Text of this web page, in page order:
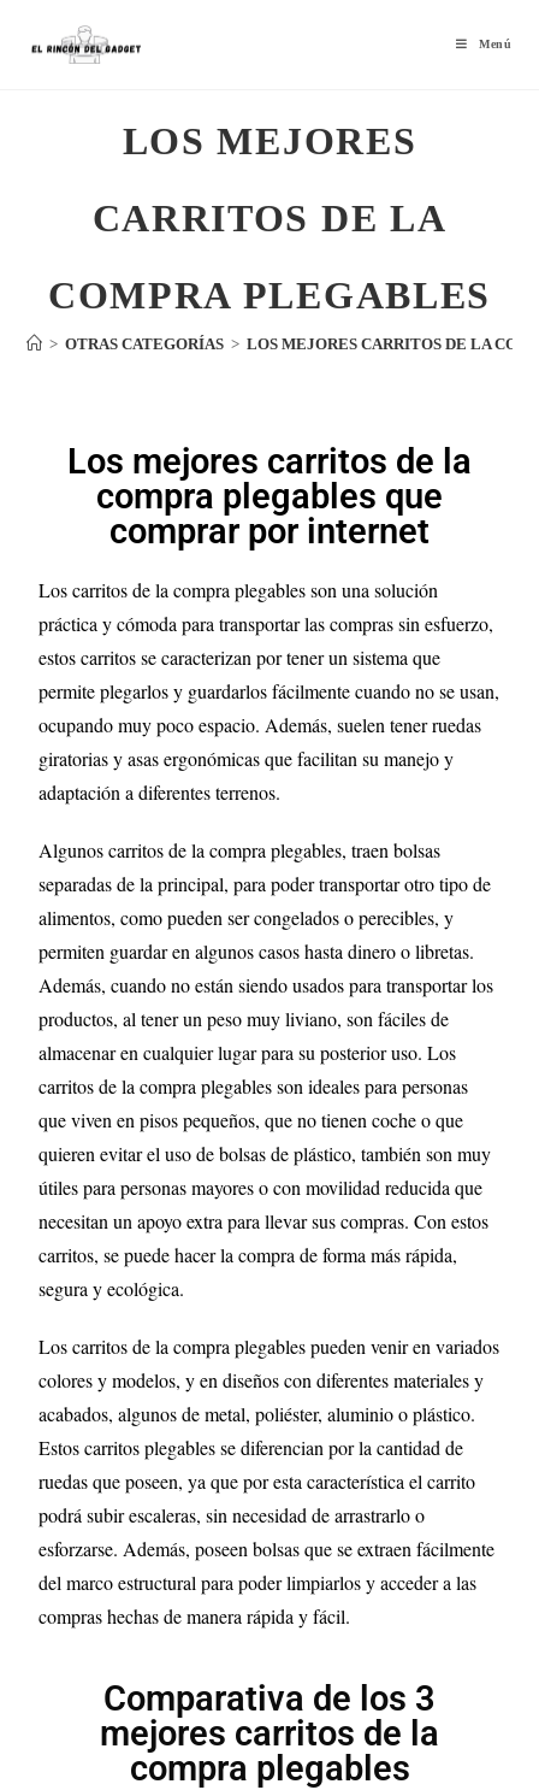
Menú
LOS MEJORES
CARRITOS DE LA
COMPRA PLEGABLES
> OTRAS CATEGORÍAS > LOS MEJORES CARRITOS DE LA
Los mejores carritos de la
compra plegables que
comprar por internet
Los carritos de la compra plegables son una solución
práctica y cómoda para transportar las compras sin esfuerzo,
estos carritos se caracterizan por tener un sistema que
permite plegarlos y guardarlos fácilmente cuando no se usan,
ocupando muy poco espacio. Además, suelen tener ruedas
giratorias y asas ergonómicas que facilitan su manejo y
adaptación a diferentes terrenos.
Algunos carritos de la compra plegables, traen bolsas
separadas de la principal, para poder transportar otro tipo de
alimentos, como pueden ser congelados o perecibles, y
permiten guardar en algunos casos hasta dinero o libretas.
Además, cuando no están siendo usados para transportar los
productos, al tener un peso muy liviano, son fáciles de
almacenar en cualquier lugar para su posterior uso. Los
carritos de la compra plegables son ideales para personas
que viven en pisos pequeños, que no tienen coche o que
quieren evitar el uso de bolsas de plástico, también son muy
útiles para personas mayores o con movilidad reducida que
necesitan un apoyo extra para llevar sus compras. Con estos
carritos, se puede hacer la compra de forma más rápida,
segura y ecológica.
Los carritos de la compra plegables pueden venir en variados
colores y modelos, y en diseños con diferentes materiales y
acabados, algunos de metal, poliéster, aluminio o plástico.
Estos carritos plegables se diferencian por la cantidad de
ruedas que poseen, ya que por esta característica el carrito
podrá subir escaleras, sin necesidad de arrastrarlo o
esforzarse. Además, poseen bolsas que se extraen fácilmente
del marco estructural para poder limpiarlos y acceder a las
compras hechas de manera rápida y fácil.
Comparativa de los 3
mejores carritos de la
compra plegables